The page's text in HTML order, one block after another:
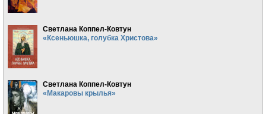
Светлана Коппел-Ковтун
«Ксеньюшка, голубка Христова»
Светлана Коппел-Ковтун
«Макаровы крылья»